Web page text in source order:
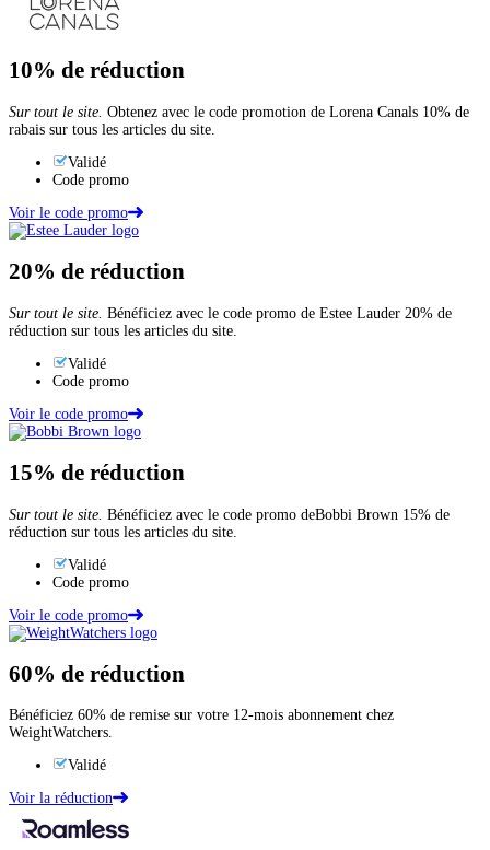
10% de réduction
Sur tout le site. Obtenez avec le code promotion de Lorena Canals 10% de
rabais sur tous les articles du site.
Validé
Code promo
Voir le code promo
20% de réduction
Sur tout le site. Bénéficiez avec le code promo de Estee Lauder 20% de
réduction sur tous les articles du site.
Validé
Code promo
Voir le code promo
15% de réduction
Sur tout le site. Bénéficiez avec le code promo deBobbi Brown 15% de
réduction sur tous les articles du site.
Validé
Code promo
Voir le code promo
60% de réduction
Bénéficiez 60% de remise sur votre 12-mois abonnement chez
WeightWatchers.
Validé
Voir la réduction